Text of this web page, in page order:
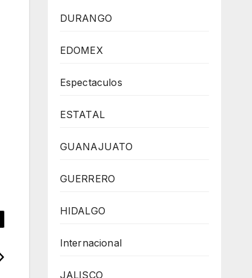
DURANGO
EDOMEX
Espectaculos
ESTATAL
GUANAJUATO
GUERRERO
HIDALGO
Internacional
JALISCO